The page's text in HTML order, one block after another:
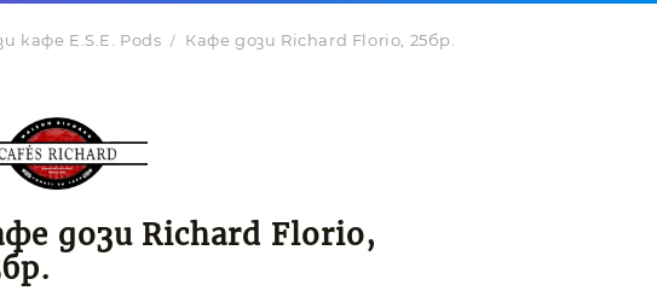
кафе E.S.E. Pods Кафе дози Richard Florio, 25бр.
дози Richard Florio,